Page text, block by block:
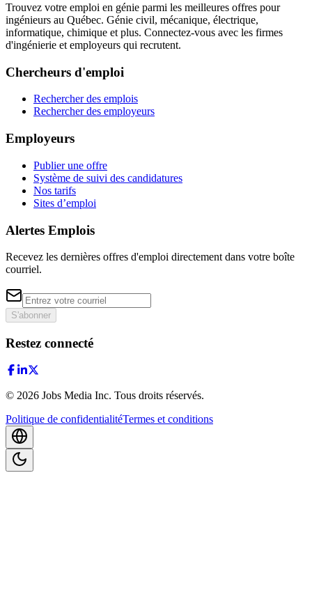
Trouvez votre emploi en génie parmi les meilleures offres pour
ingénieurs au Québec. Génie civil, mécanique, électrique,
informatique, chimique et plus. Connectez-vous avec les firmes
d'ingénierie et employeurs qui recrutent.
Chercheurs d'emploi
Rechercher des emplois
Rechercher des employeurs
Employeurs
Publier une offre
Système de suivi des candidatures
Nos tarifs
Sites d’emploi
Alertes Emplois
Recevez les dernières offres d'emploi directement dans votre boîte
courriel.
S'abonner
Restez connecté
© 2026 Jobs Media Inc. Tous droits réservés.
Politique de confidentialitéTermes et conditions